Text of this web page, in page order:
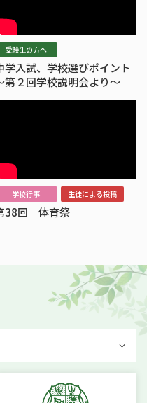
受験生の方へ
学入試、学校選びポイント
第２回学校説明会より～
学校行事 生徒による投稿
38回 体育祭